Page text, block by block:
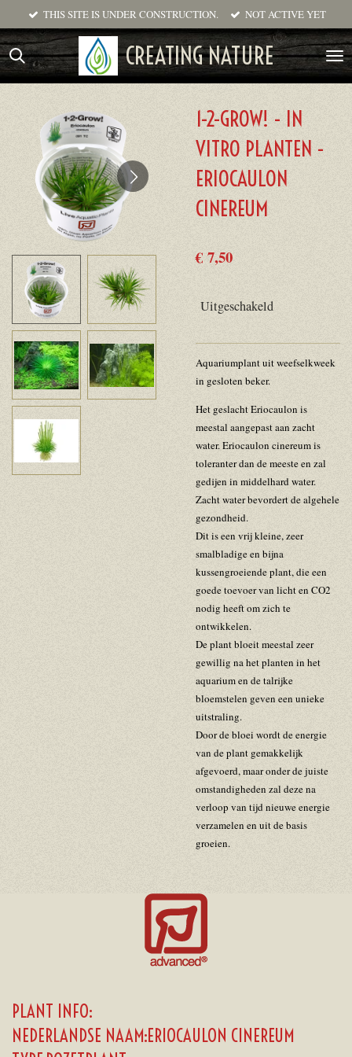
direct
naar
de
CREATING NATURE
THIS SITE IS UNDER CONSTRUCTION. NOT ACTIVE YET
1-2-GROW! - IN
VITRO PLANTEN -
ERIOCAULON
CINEREUM
€ 7,50
Uitgeschakeld
Aquariumplant uit weefselkweek
in gesloten beker.
Het geslacht Eriocaulon is
meestal aangepast aan zacht
water. Eriocaulon cinereum is
toleranter dan de meeste en zal
gedijen in middelhard water.
Zacht water bevordert de algehele
gezondheid.
Dit is een vrij kleine, zeer
smalbladige en bijna
kussengroeiende plant, die een
goede toevoer van licht en CO2
nodig heeft om zich te
ontwikkelen.
De plant bloeit meestal zeer
gewillig na het planten in het
aquarium en de talrijke
bloemstelen geven een unieke
uitstraling.
Door de bloei wordt de energie
van de plant gemakkelijk
afgevoerd, maar onder de juiste
omstandigheden zal deze na
verloop van tijd nieuwe energie
verzamelen en uit de basis
groeien.
PLANT INFO:
NEDERLANDSE NAAM:ERIOCAULON CINEREUM